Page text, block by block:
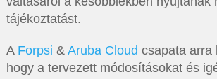
tájékoztatást.
A Forpsi & Aruba Cloud csapata arra
hogy a tervezett módosításokat és